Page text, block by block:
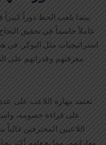
بينما يلعب الحظ دوراً
عاملاً حاسماً في تحقيق
استراتيجيات مثل البوكر. في
معرفتهم وقدراتهم على
تعتمد مهارة اللاعب على
على قراءة خصومه،
اللاعبين المحترفين
مهاراتهم، مما يجعلهم أكثر